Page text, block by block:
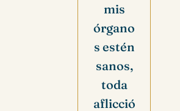
mis
órgano
s estén
sanos,
toda
aflicció